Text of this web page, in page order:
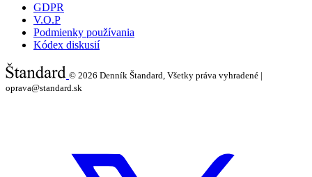
GDPR
V.O.P
Podmienky používania
Kódex diskusií
© 2026 Denník Štandard, Všetky práva vyhradené |
oprava@standard.sk